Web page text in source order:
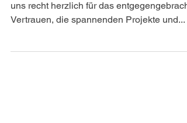
Liebe Kundinnen und Kunden. Wir
uns recht herzlich für das